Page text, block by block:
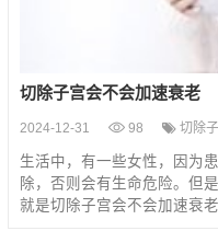
切除子宫会不会加速衰老
2024-12-31 98 切除
生活中，有一些女性，因为
除，否则会有生命危险。但
就是切除子宫会不会加速衰